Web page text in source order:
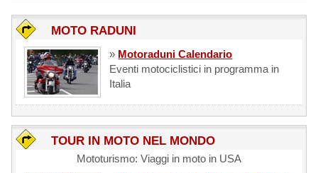
MOTO RADUNI
» Motoraduni Calendario
Eventi motociclistici in programma in
Italia
TOUR IN MOTO NEL MONDO
Mototurismo: Viaggi in moto in USA